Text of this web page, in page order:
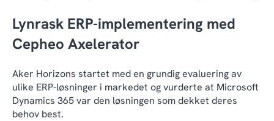
Lynrask ERP-implementering med
Cepheo Axelerator
Aker Horizons startet med en grundig evaluering av
ulike ERP-løsninger i markedet og vurderte at Microsoft
Dynamics 365 var den løsningen som dekket deres
behov best.